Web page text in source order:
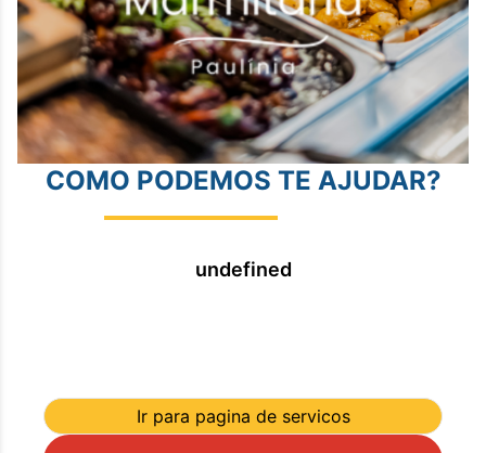
COMO PODEMOS TE AJUDAR?
undefined
Ir para pagina de servicos